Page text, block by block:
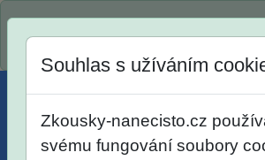
Souhlas s užíváním
Zkousky-nanecisto.cz
svému fungování soubory